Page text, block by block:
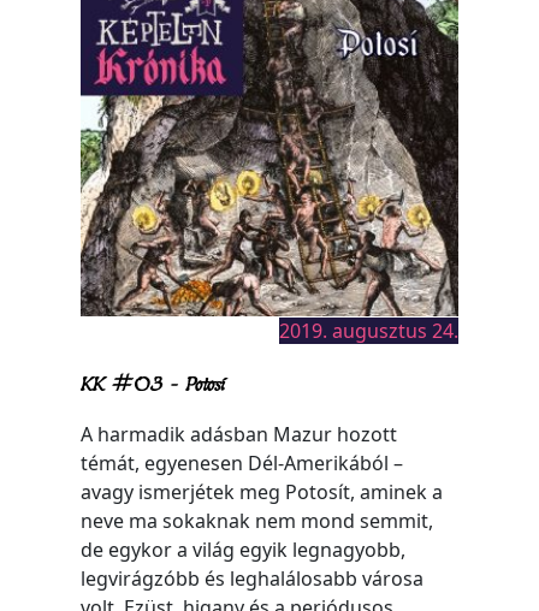
2019. augusztus 24.
KK #03 – Potosí
A harmadik adásban Mazur hozott
témát, egyenesen Dél-Amerikából –
avagy ismerjétek meg Potosít, aminek a
neve ma sokaknak nem mond semmit,
de egykor a világ egyik legnagyobb,
legvirágzóbb és leghalálosabb városa